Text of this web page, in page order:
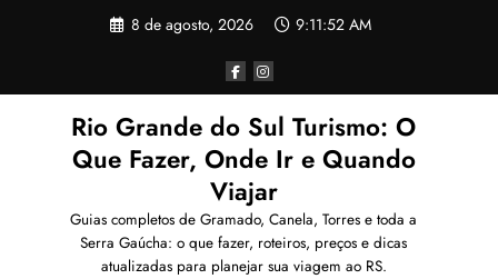
8 de agosto, 2026 9:11:53 AM
Rio Grande do Sul Turismo: O
Que Fazer, Onde Ir e Quando
Viajar
Guias completos de Gramado, Canela, Torres e toda a
Serra Gaúcha: o que fazer, roteiros, preços e dicas
atualizadas para planejar sua viagem ao RS.